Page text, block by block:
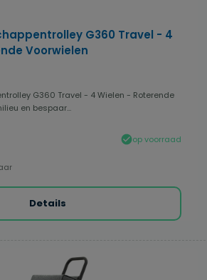
G360 Travel - 4
Voorwielen
G360 Travel - 4 Wielen - Roterende
en bespaar...
op voorraad
Details